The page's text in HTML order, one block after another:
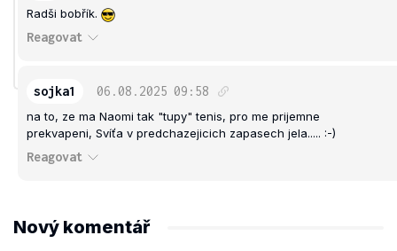
Radši bobřík.
Reagovat
sojka1 06.08.2025 09:58
na to, ze ma Naomi tak "tupy" tenis, pro me prijemne
prekvapeni, Svíťa v predchazejicich zapasech jela..... :-)
Reagovat
Nový komentář